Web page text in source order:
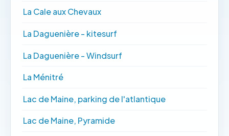
La Cale aux Chevaux
La Daguenière - kitesurf
La Daguenière - Windsurf
La Ménitré
Lac de Maine, parking de l'atlantique
Lac de Maine, Pyramide